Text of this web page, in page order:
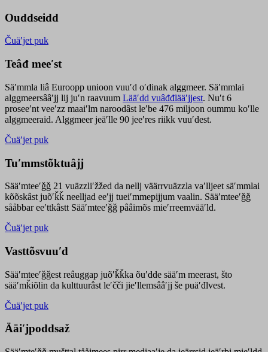
Ouddseidd
Čuäʹjet puk
Teâđ meeʹst
Säʹmmla liâ Euroopp unioon vuuʹd oʹdinak alggmeer. Säʹmmlai
alggmeersââʹjj lij juʹn raavuum Lääʹdd vuâđđlääʹjjest. Nuʹt 6
proseeʹnt veeʹzz maaiʹlm naroodâst leʹbe 476 miljoon oummu koʹlle
alggmeeraid. Alggmeer jeäʹlle 90 jeeʹres riikk vuuʹdest.
Čuäʹjet puk
Tuʹmmstõktuâjj
Sääʹmteeʹǧǧ 21 vuäzzliʹžžed da nellj väärrvuäzzla vaʹlljeet säʹmmlai
kõõskâst juõʹǩǩ neelljad eeʹjj tueiʹmmepijjum vaalin. Sääʹmteeʹǧǧ
sååbbar eeʹttkâstt Sääʹmteeʹǧǧ pââimõs mieʹrreemvääʹld.
Čuäʹjet puk
Vasttõsvuuʹd
Sääʹmteeʹǧǧest reâuggap juõʹǩǩka õuʹdde sääʹm meerast, što
sääʹmǩiõlin da kulttuurâst leʹčči jieʹllemsââʹjj še puäʹđlvest.
Čuäʹjet puk
Ääiʹjpoddsaž